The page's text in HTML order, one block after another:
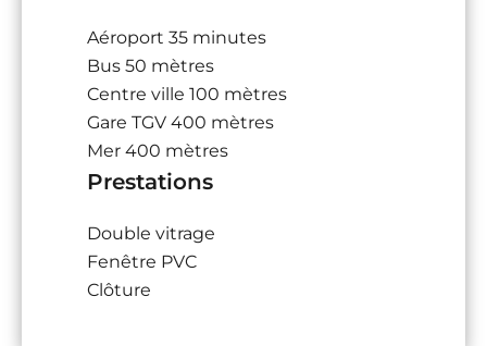
Aéroport 35 minutes
Bus 50 mètres
Centre ville 100 mètres
Gare TGV 400 mètres
Mer 400 mètres
Prestations
Double vitrage
Fenêtre PVC
Clôture